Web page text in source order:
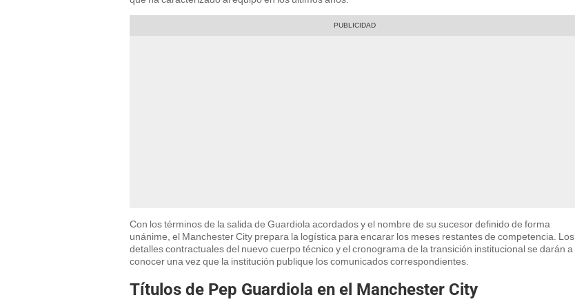
Con los términos de la salida de Guardiola acordados y el nombre de su sucesor definido de forma
unánime, el Manchester City prepara la logística para encarar los meses restantes de competencia. Los
detalles contractuales del nuevo cuerpo técnico y el cronograma de la transición institucional se darán a
conocer una vez que la institución publique los comunicados correspondientes.
Títulos de Pep Guardiola en el Manchester City